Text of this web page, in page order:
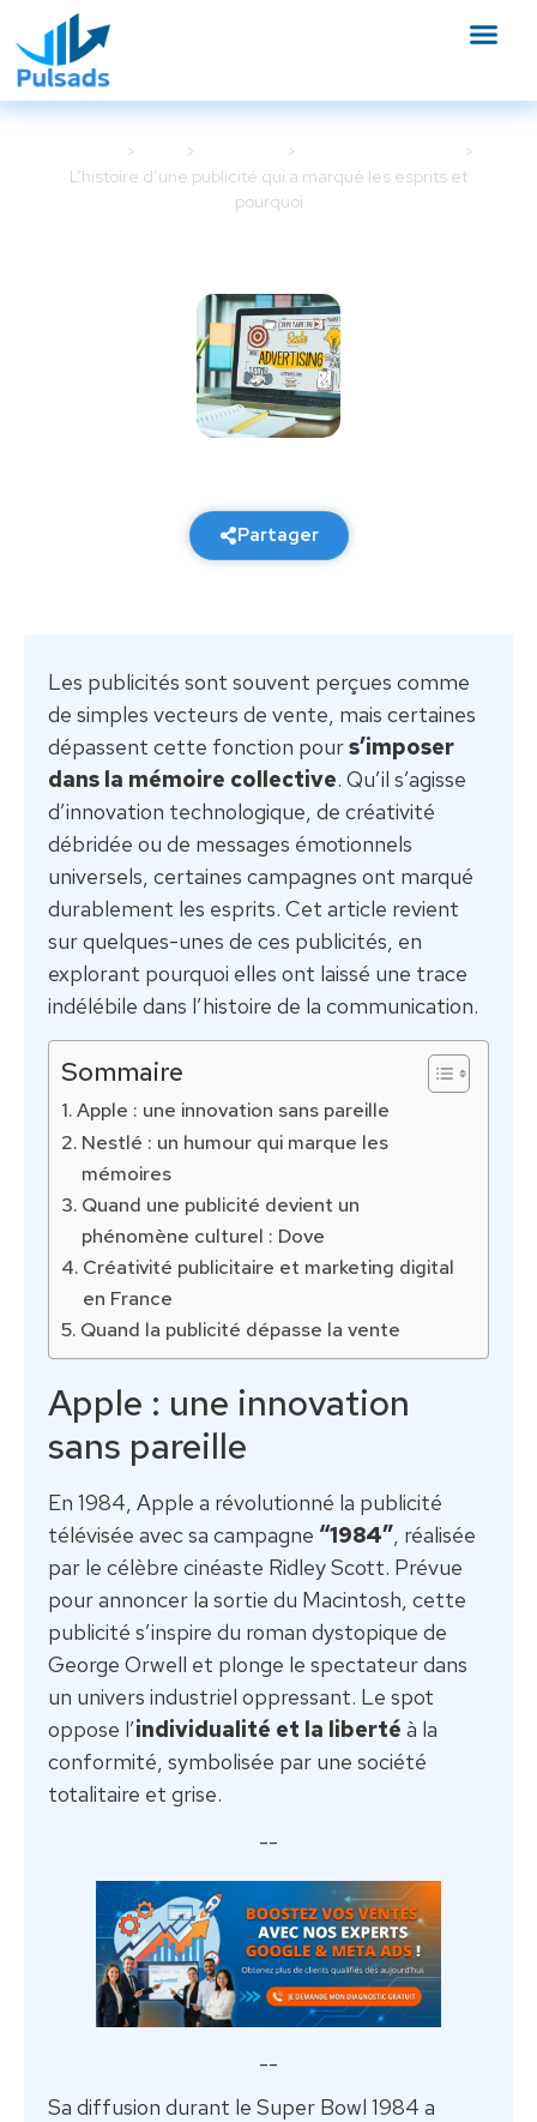
L’histoire d’une publicité qui a marqué les esprits et
pourquoi
Partager
Les publicités sont souvent perçues comme
de simples vecteurs de vente, mais certaines
dépassent cette fonction pours’imposer
dans la mémoire collective. Qu’il s’agisse
d’innovation technologique, de créativité
débridée ou de messages émotionnels
universels, certaines campagnes ont marqué
durablement les esprits. Cet article revient
sur quelques-unes de ces publicités, en
explorant pourquoi elles ont laissé une trace
indélébile dans l’histoire de la communication.
Sommaire
Apple : une innovation sans pareille
Nestlé : un humour qui marque les
mémoires
Quand une publicité devient un
phénomène culturel : Dove
Créativité publicitaire et marketing digital
en France
Quand la publicité dépasse la vente
Apple : une innovation
sans pareille
En 1984, Apple a révolutionné la publicité
télévisée avec sa campagne “1984”, réalisée
par le célèbre cinéaste Ridley Scott. Prévue
pour annoncer la sortie du Macintosh, cette
publicité s’inspire du roman dystopique de
George Orwell et plonge le spectateur dans
un univers industriel oppressant. Le spot
oppose l’individualité et la liberté à la
conformité, symbolisée par une société
totalitaire et grise.
--
--
Sa diffusion durant le Super Bowl 1984 a